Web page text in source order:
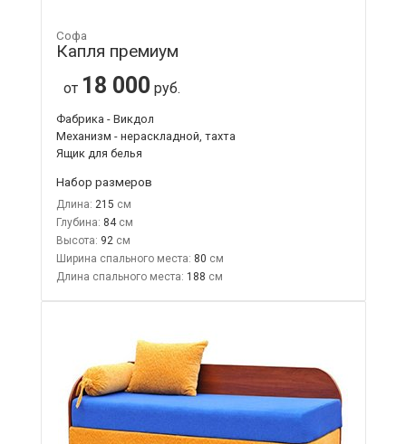
Софа
Капля премиум
от 18 000 руб.
Фабрика - Викдол
Механизм - нераскладной, тахта
Ящик для белья
Набор размеров
Длина: 215
Глубина: 84
Высота: 92
Ширина спального места: 80
Длина спального места: 188